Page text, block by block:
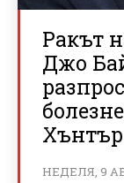
Ракът
Джо
Хънтър
НЕДЕЛЯ, 9